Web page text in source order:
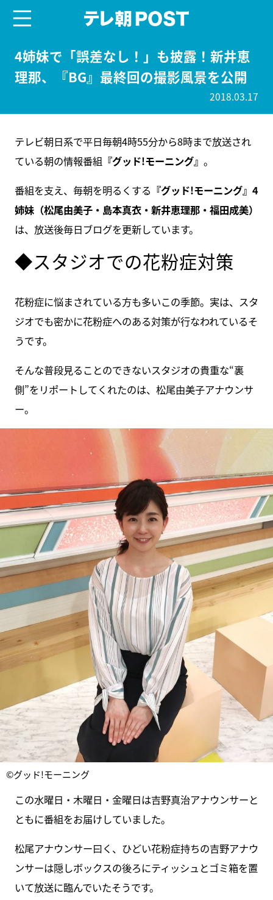
4姉妹で「誤差なし！」も披露！新井恵
理那、『BG』最終回の撮影風景を公開
2018.03.17
テレビ朝日系で平日毎朝4時55分から8時まで放送され
ている朝の情報番組 『グッド!モーニング』 。
番組を支え、毎朝を明るくする 『グッド!モーニング』4
姉妹（松尾由美子・島本真衣・新井恵理那・福田成美）
は、放送後毎日ブログを更新しています。
◆スタジオでの花粉症対策
花粉症に悩まされている方も多いこの季節。実は、スタ
ジオでも密かに花粉症へのある対策が行なわれているそ
うです。
そんな普段見ることのできないスタジオの貴重な“裏
側”をリポートしてくれたのは、松尾由美子アナウンサ
ー。
©グッド!モーニング
この水曜日・木曜日・金曜日は吉野真治アナウンサーと
ともに番組をお届けしていました。
松尾アナウンサー曰く、ひどい花粉症持ちの吉野アナウ
ンサーは隠しボックスの後ろにティッシュとゴミ箱を置
いて放送に臨んでいたそうです。